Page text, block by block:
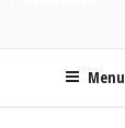
Menu